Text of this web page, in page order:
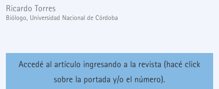
Ricardo Torres
Biólogo, Universidad Nacional de Córdoba
Accedé al artículo ingresando a la revista (hacé click
sobre la portada y/o el número).